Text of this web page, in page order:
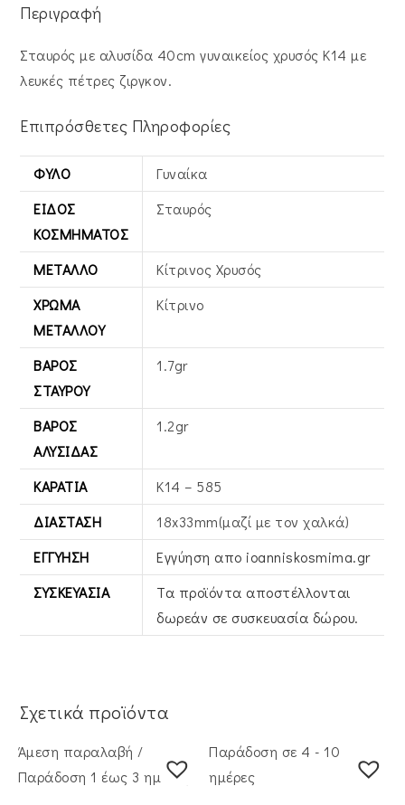
Περιγραφή
Σταυρός με αλυσίδα 40cm γυναικείος χρυσός Κ14 με
λευκές πέτρες ζιργκον.
Επιπρόσθετες Πληροφορίες
ΦΎΛΟ
Γυναίκα
ΕΊΔΟΣ
ΚΟΣΜΉΜΑΤΟΣ
Σταυρός
ΜΈΤΑΛΛΟ
Κίτρινος Xρυσός
ΧΡΏΜΑ
ΜΕΤΆΛΛΟΥ
Κίτρινο
ΒΆΡΟΣ
ΣΤΑΥΡΟΎ
1.7gr
ΒΆΡΟΣ
ΑΛΥΣΊΔΑΣ
1.2gr
ΚΑΡΆΤΙΑ
Κ14 – 585
ΔΙΆΣΤΑΣΗ
18x33mm(μαζί με τον χαλκά)
ΕΓΓΎΗΣΗ
Εγγύηση απο ioanniskosmima.gr
ΣΥΣΚΕΥΑΣΊΑ
Τα προϊόντα αποστέλλονται
δωρεάν σε συσκευασία δώρου.
Σχετικά προϊόντα
Άμεση παραλαβή /
Παράδoση 1 έως 3 ημέρες
Παράδοση σε 4 - 10
ημέρες